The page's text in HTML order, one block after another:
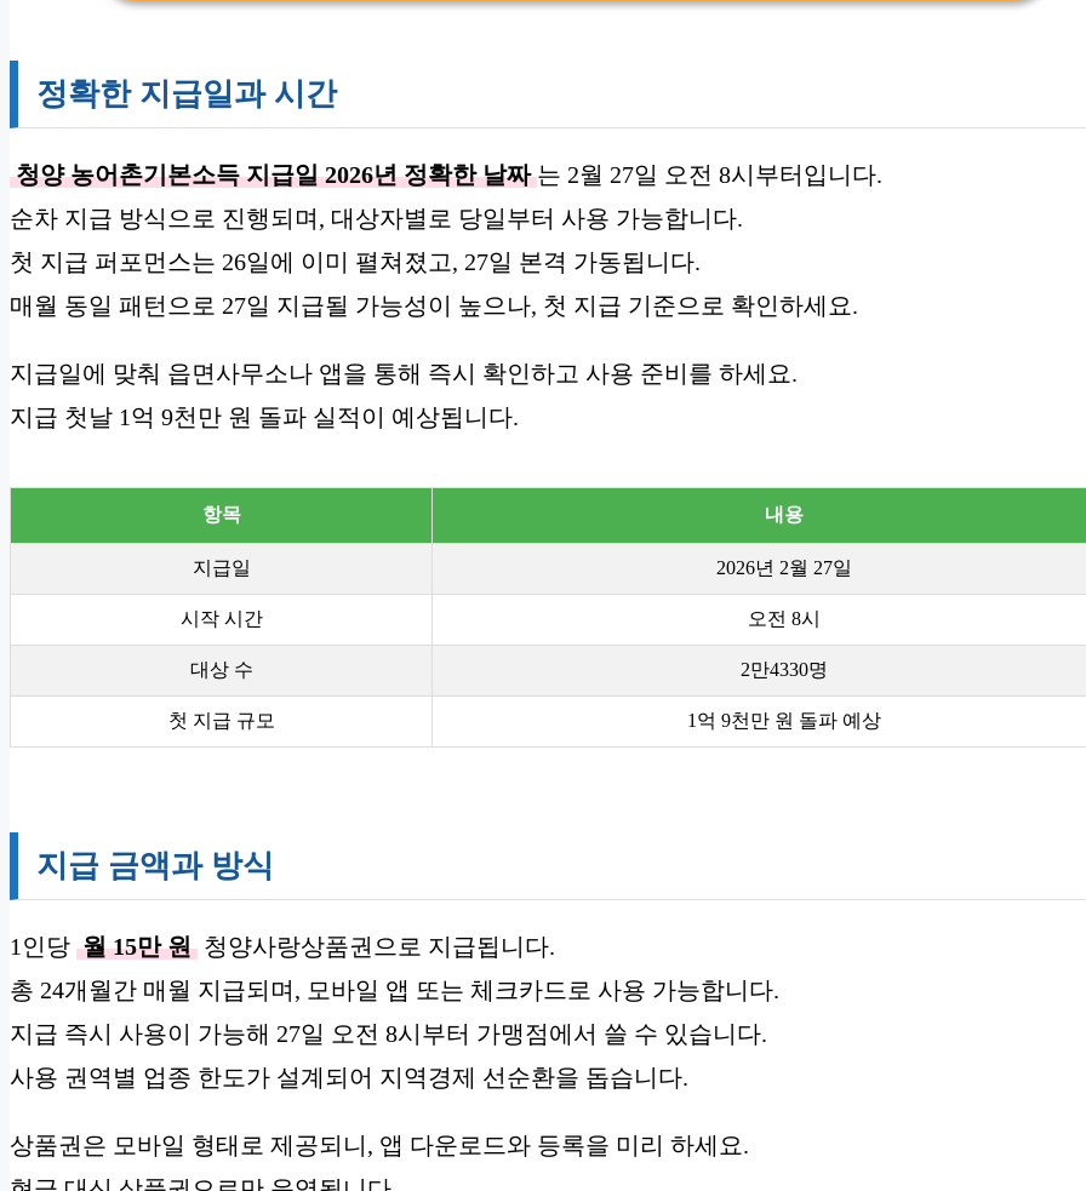
정확한 지급일과 시간
청양 농어촌기본소득 지급일 2026년 정확한 날짜 는 2월 27일 오전 8시부터입니다.
순차 지급 방식으로 진행되며, 대상자별로 당일부터 사용 가능합니다.
첫 지급 퍼포먼스는 26일에 이미 펼쳐졌고, 27일 본격 가동됩니다.
매월 동일 패턴으로 27일 지급될 가능성이 높으나, 첫 지급 기준으로 확인하세요.
지급일에 맞춰 읍면사무소나 앱을 통해 즉시 확인하고 사용 준비를 하세요.
지급 첫날 1억 9천만 원 돌파 실적이 예상됩니다.
항목 내용
지급일 2026년 2월 27일
시작 시간 오전 8시
대상 수 2만4330명
첫 지급 규모 1억 9천만 원 돌파 예상
지급 금액과 방식
1인당 월 15만 원 청양사랑상품권으로 지급됩니다.
총 24개월간 매월 지급되며, 모바일 앱 또는 체크카드로 사용 가능합니다.
지급 즉시 사용이 가능해 27일 오전 8시부터 가맹점에서 쓸 수 있습니다.
사용 권역별 업종 한도가 설계되어 지역경제 선순환을 돕습니다.
상품권은 모바일 형태로 제공되니, 앱 다운로드와 등록을 미리 하세요.